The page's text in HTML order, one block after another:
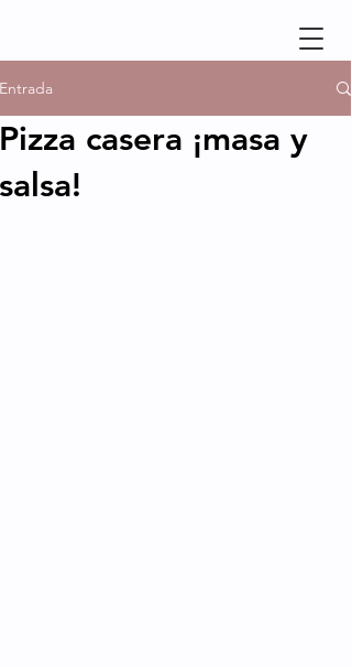
Entrada
Pizza casera ¡masa y
salsa!